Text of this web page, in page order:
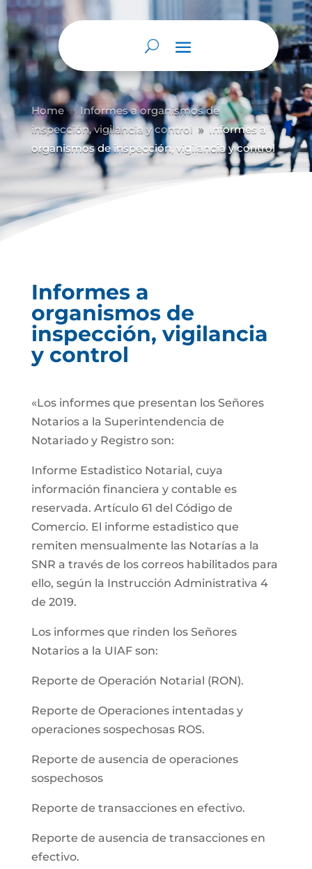
Abrir barra de herramientas
Home 9 Informes a organismos de
inspección, vigilancia y control 9
Informes a
organismos de inspección, vigilancia y control
Informes a
organismos de
inspección, vigilancia
y control
«Los informes que presentan los Señores
Notarios a la Superintendencia de
Notariado y Registro son:
Informe Estadistico Notarial, cuya
información financiera y contable es
reservada. Artículo 61 del Código de
Comercio. El informe estadistico que
remiten mensualmente las Notarías a la
SNR a través de los correos habilitados para
ello, según la Instrucción Administrativa 4
de 2019.
Los informes que rinden los Señores
Notarios a la UIAF son:
Reporte de Operación Notarial (RON).
Reporte de Operaciones intentadas y
operaciones sospechosas ROS.
Reporte de ausencia de operaciones
sospechosos
Reporte de transacciones en efectivo.
Reporte de ausencia de transacciones en
efectivo.